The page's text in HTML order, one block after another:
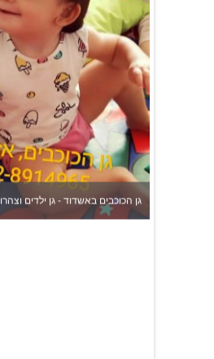
גן הכוכבים באשדוד - גן ילדים וצהרון